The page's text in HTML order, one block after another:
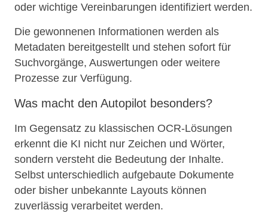
oder wichtige Vereinbarungen identifiziert werden.
Die gewonnenen Informationen werden als
Metadaten bereitgestellt und stehen sofort für
Suchvorgänge, Auswertungen oder weitere
Prozesse zur Verfügung.
Was macht den Autopilot besonders?
Im Gegensatz zu klassischen OCR-Lösungen
erkennt die KI nicht nur Zeichen und Wörter,
sondern versteht die Bedeutung der Inhalte.
Selbst unterschiedlich aufgebaute Dokumente
oder bisher unbekannte Layouts können
zuverlässig verarbeitet werden.